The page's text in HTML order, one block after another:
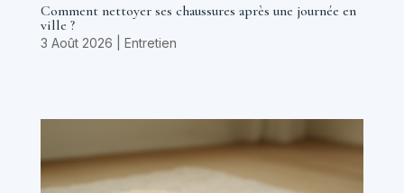
Comment nettoyer ses chaussures après une journée en
ville ?
3 Août 2026 Entretien